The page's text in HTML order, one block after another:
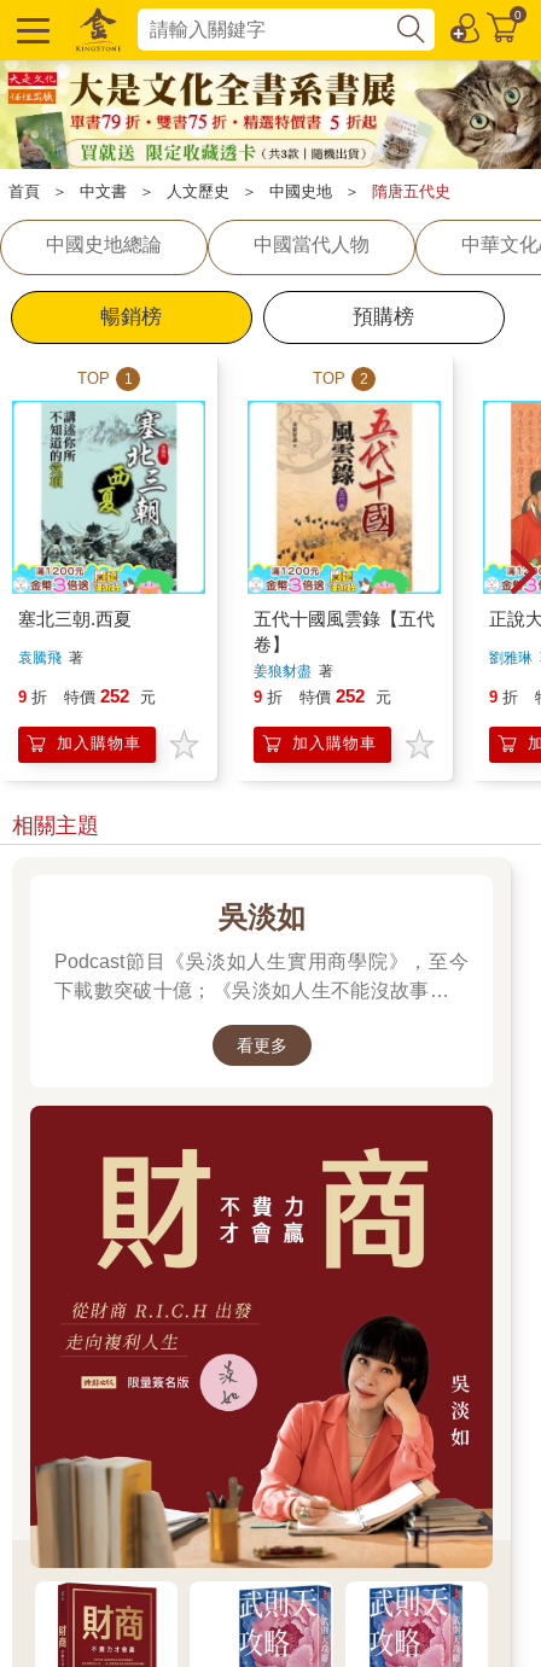
0
首頁 ＞ 中文書 ＞ 人文歷史 ＞ 中國史地 ＞ 隋唐五代史
中國史地總論 中國當代人物 中華文
暢銷榜 預購榜
TOP 1
塞北三朝.西夏
袁騰飛 著
9 折 特價 252 元
加入購物車
TOP 2
五代十國風雲錄【五代
卷】
姜狼豺盡 著
9 折 特價 252 元
加入購物車
正說
劉雅琳
9 折
相關主題
吳淡如
Podcast節目《吳淡如人生實用商學院》，至今
下載數突破十億；《吳淡如人生不能沒故事》也
讀歷史中的權力運作與人性選擇，讓看似遙遠的
看更多